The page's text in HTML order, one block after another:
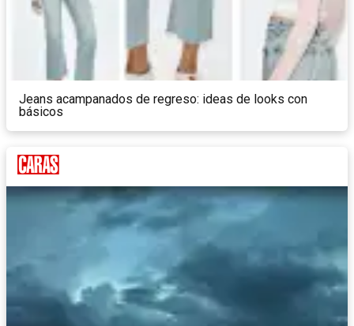
Jeans acampanados de regreso: ideas de looks con
básicos